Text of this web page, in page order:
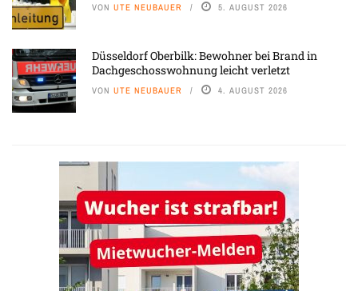
VON UTE NEUBAUER 5. AUGUST 2026
Düsseldorf Oberbilk: Bewohner bei Brand in
Dachgeschosswohnung leicht verletzt
VON UTE NEUBAUER 4. AUGUST 2026